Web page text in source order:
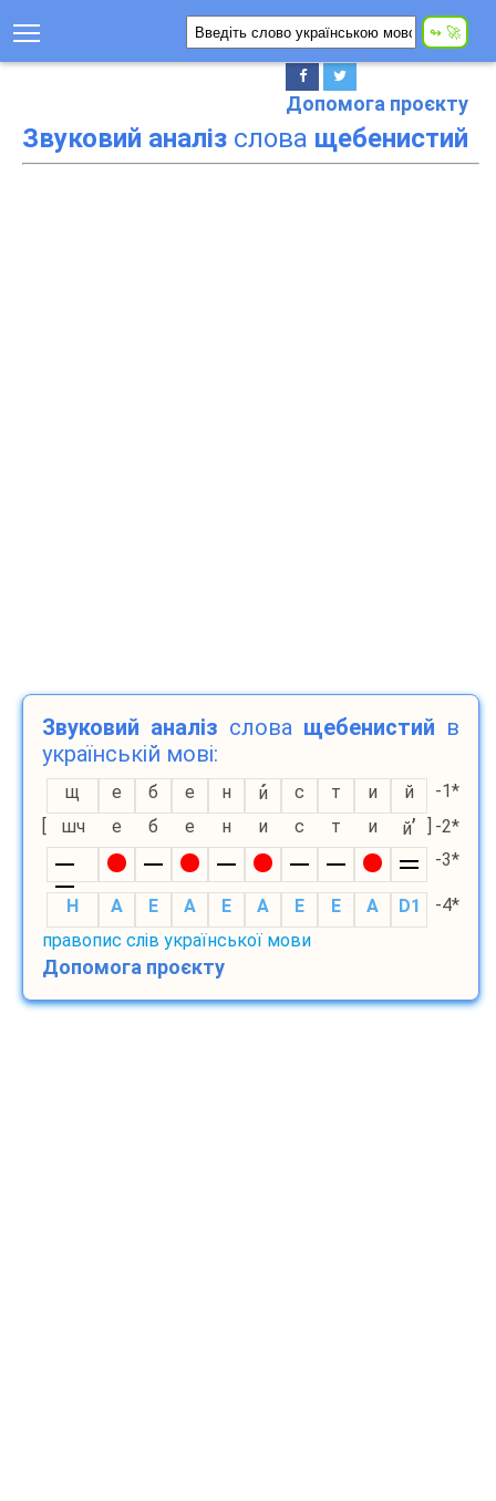
Допомога проєкту
Звуковий аналіз слова щебенистий
Звуковий аналіз слова щебенистий в
українській мові:
щ е б е н и с т и й
-1*
[
шч е б е н и с т и й’ ] -2*
-3*
H A E A E A E E A D1
-4*
правопис слів української мови
Допомога проєкту